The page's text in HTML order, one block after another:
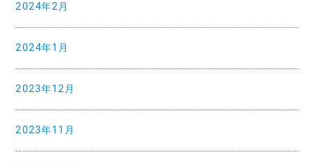
2024年2月
2024年1月
2023年12月
2023年11月